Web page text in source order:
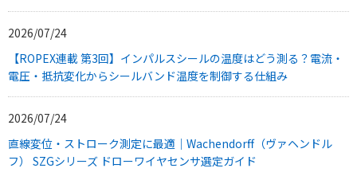
2026/07/24
【ROPEX連載 第3回】インパルスシールの温度はどう測る？電流・
電圧・抵抗変化からシールバンド温度を制御する仕組み
2026/07/24
直線変位・ストローク測定に最適｜Wachendorff（ヴァヘンドル
フ） SZGシリーズ ドローワイヤセンサ選定ガイド